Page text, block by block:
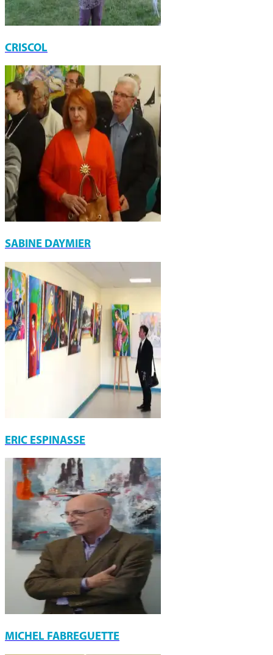
CRISCOL
SABINE DAYMIER
ERIC ESPINASSE
MICHEL FABREGUETTE